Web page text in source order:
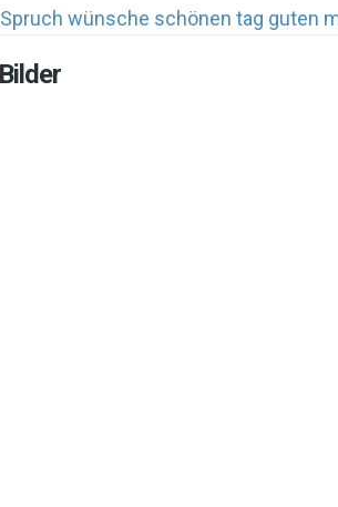
Spruch wünsche schönen tag guten